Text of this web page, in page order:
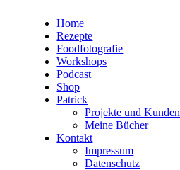
Home
Rezepte
Foodfotografie
Workshops
Podcast
Shop
Patrick
Projekte und Kunden
Meine Bücher
Kontakt
Impressum
Datenschutz